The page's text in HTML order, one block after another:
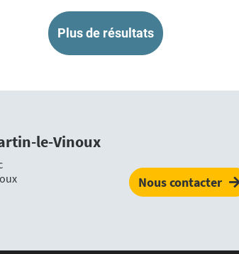
Plus de résultats
le-Vinoux
Nous contacter